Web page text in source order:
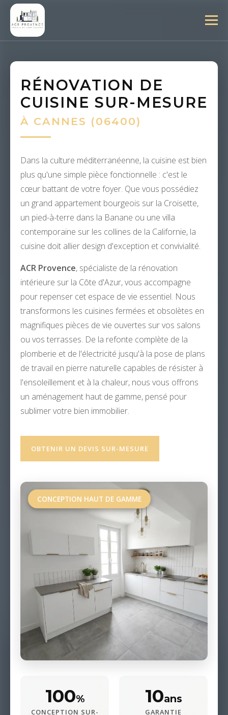
RÉNOVATION DE
CUISINE SUR-MESURE
À CANNES (06400)
Dans la culture méditerranéenne, la cuisine est bien
plus qu'une simple pièce fonctionnelle : c'est le
cœur battant de votre foyer. Que vous possédiez
un grand appartement bourgeois sur la Croisette,
un pied-à-terre dans la Banane ou une villa
contemporaine sur les collines de la Californie, la
cuisine doit allier design d'exception et convivialité.
ACR Provence, spécialiste de la rénovation
intérieure sur la Côte d'Azur, vous accompagne
pour repenser cet espace de vie essentiel. Nous
transformons les cuisines fermées et obsolètes en
magnifiques pièces de vie ouvertes sur vos salons
ou vos terrasses. De la refonte complète de la
plomberie et de l'électricité jusqu'à la pose de plans
de travail en pierre naturelle capables de résister à
l'ensoleillement et à la chaleur, nous vous offrons
un aménagement haut de gamme, pensé pour
sublimer votre bien immobilier.
OBTENIR UN DEVIS SUR-MESURE
CONCEPTION HAUT DE GAMME
100%
CONCEPTION SUR-
10ans
GARANTIE